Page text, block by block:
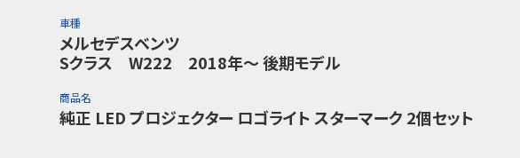
車種
メルセデスベンツ
Sクラス W222 2018年～ 後期モデル
商品名
純正 LED プロジェクター ロゴライト スターマーク 2個セット